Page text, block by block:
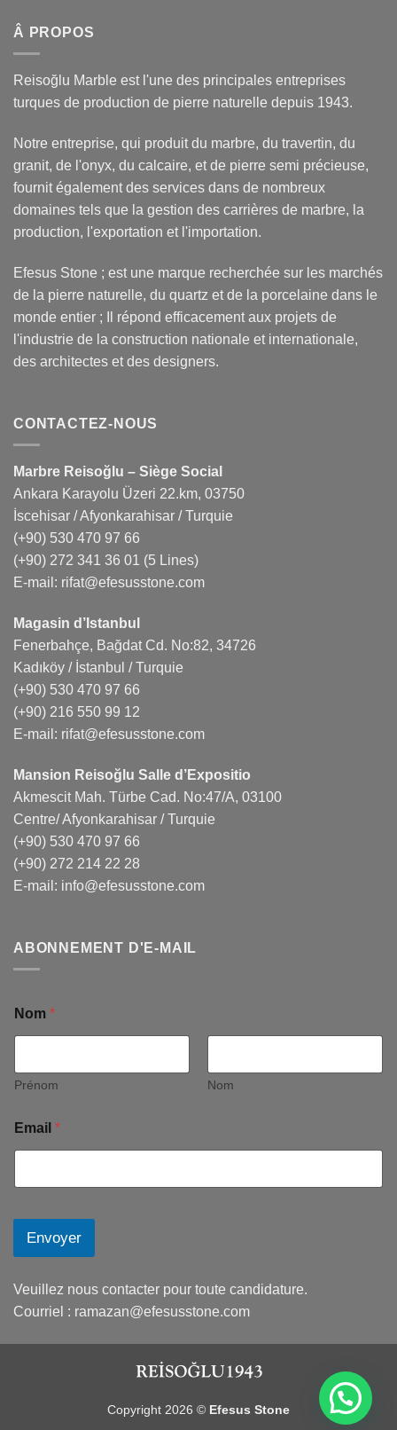
Â PROPOS
Reisoğlu Marble est l'une des principales entreprises
turques de production de pierre naturelle depuis 1943.
Notre entreprise, qui produit du marbre, du travertin, du
granit, de l'onyx, du calcaire, et de pierre semi précieuse,
fournit également des services dans de nombreux
domaines tels que la gestion des carrières de marbre, la
production, l'exportation et l'importation.
Efesus Stone ; est une marque recherchée sur les marchés
de la pierre naturelle, du quartz et de la porcelaine dans le
monde entier ; Il répond efficacement aux projets de
l'industrie de la construction nationale et internationale,
des architectes et des designers.
CONTACTEZ-NOUS
Marbre Reisoğlu – Siège Social
Ankara Karayolu Üzeri 22.km, 03750
İscehisar / Afyonkarahisar / Turquie
(+90) 530 470 97 66
(+90) 272 341 36 01 (5 Lines)
E-mail: rifat@efesusstone.com
Magasin d’Istanbul
Fenerbahçe, Bağdat Cd. No:82, 34726
Kadıköy / İstanbul / Turquie
(+90) 530 470 97 66
(+90) 216 550 99 12
E-mail: rifat@efesusstone.com
Mansion Reisoğlu Salle d’Expositio
Akmescit Mah. Türbe Cad. No:47/A, 03100
Centre/ Afyonkarahisar / Turquie
(+90) 530 470 97 66
(+90) 272 214 22 28
E-mail: info@efesusstone.com
ABONNEMENT D'E-MAIL
Nom *
Prénom Nom
Email *
Envoyer
Veuillez nous contacter pour toute candidature.
Courriel : ramazan@efesusstone.com
Copyright 2026 © Efesus Stone